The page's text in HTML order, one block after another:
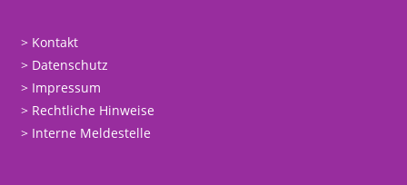
Kontakt
Datenschutz
Impressum
Rechtliche Hinweise
Interne Meldestelle